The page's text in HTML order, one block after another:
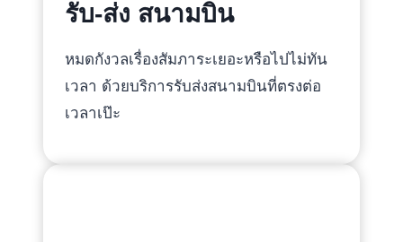
รับ-ส่ง สนามบิน
หมดกังวลเรื่องสัมภาระเยอะหรือไปไม่ทัน
เวลา ด้วยบริการรับส่งสนามบินที่ตรงต่อ
เวลาเป๊ะ